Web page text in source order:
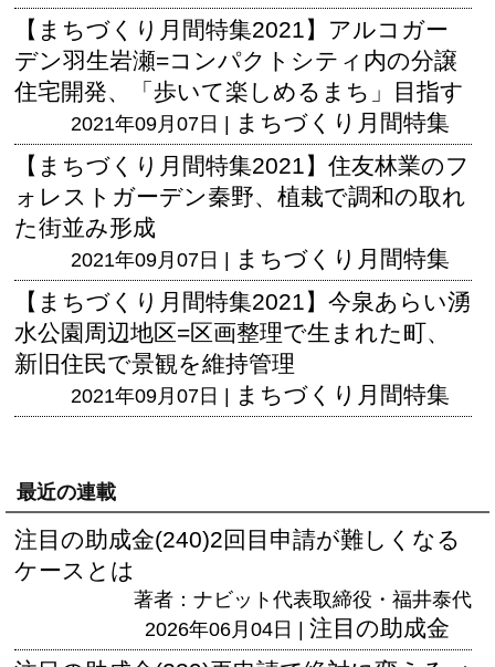
【まちづくり月間特集2021】アルコガー
デン羽生岩瀬=コンパクトシティ内の分譲
住宅開発、「歩いて楽しめるまち」目指す
2021年09月07日 | まちづくり月間特集
【まちづくり月間特集2021】住友林業のフ
ォレストガーデン秦野、植栽で調和の取れ
た街並み形成
2021年09月07日 | まちづくり月間特集
【まちづくり月間特集2021】今泉あらい湧
水公園周辺地区=区画整理で生まれた町、
新旧住民で景観を維持管理
2021年09月07日 | まちづくり月間特集
最近の連載
注目の助成金(240)2回目申請が難しくなる
ケースとは
著者：ナビット代表取締役・福井泰代
2026年06月04日 | 注目の助成金